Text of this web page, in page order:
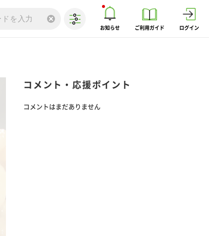
お知らせ ご利用ガイド ログイン
コメント・応援ポイント
コメントはまだありません